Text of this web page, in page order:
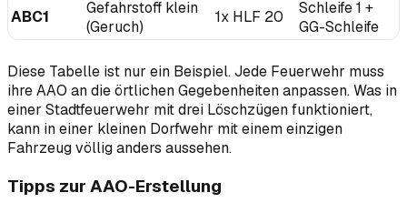
ABC1
Gefahrstoff klein
(Geruch)
1x HLF 20
Schleife 1 +
GG-Schleife
Diese Tabelle ist nur ein Beispiel. Jede Feuerwehr muss
ihre AAO an die örtlichen Gegebenheiten anpassen. Was in
einer Stadtfeuerwehr mit drei Löschzügen funktioniert,
kann in einer kleinen Dorfwehr mit einem einzigen
Fahrzeug völlig anders aussehen.
Tipps zur AAO-Erstellung